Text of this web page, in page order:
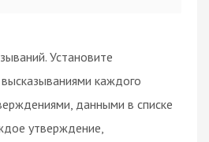
Установите
каждого
данными в списке
утверждение,